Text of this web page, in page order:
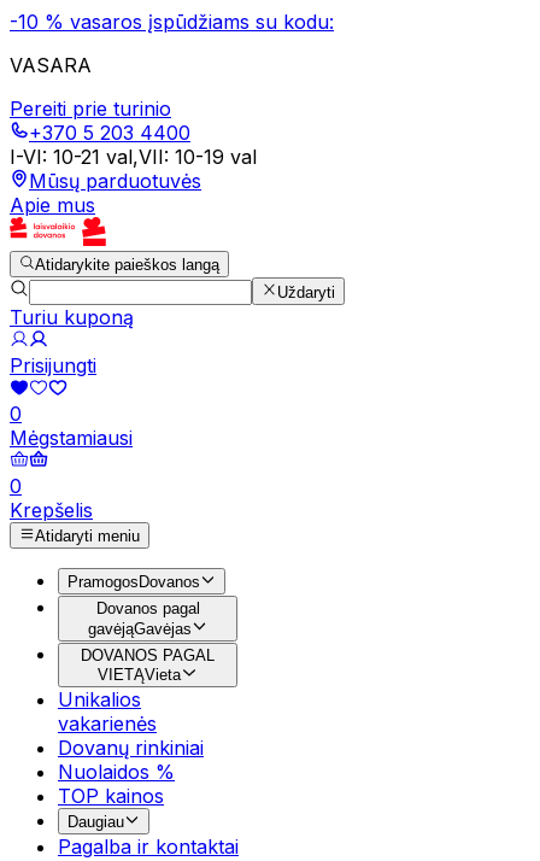
-10 % vasaros įspūdžiams su kodu:
VASARA
Pereiti prie turinio
+370 5 203 4400
I-VI: 10-21 val,VII: 10-19 val
Mūsų parduotuvės
Apie mus
Atidarykite paieškos langą
Uždaryti
Turiu kuponą
Prisijungti
0
Mėgstamiausi
0
Krepšelis
Atidaryti meniu
Pramogos Dovanos
Dovanos pagal
gavėjąGavėjas
DOVANOS PAGAL
VIETĄVieta
Unikalios
vakarienės
Dovanų rinkiniai
Nuolaidos %
TOP kainos
Daugiau
Pagalba ir kontaktai